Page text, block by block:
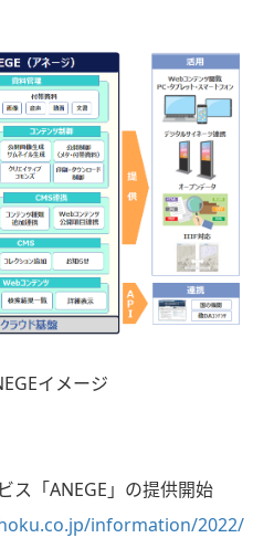
イメージ
ス「ANEGE 」の提供開始
information/2022/